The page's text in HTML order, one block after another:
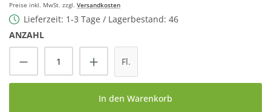
Preise inkl. MwSt. zzgl. Versandkosten
Lieferzeit: 1-3 Tage / Lagerbestand: 46
ANZAHL
Produkt Anzahl: Gib den gewünschten
Fl.
In den Warenkorb